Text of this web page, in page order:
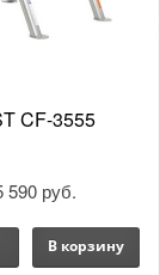
CF-3555
590 руб.
В корзину